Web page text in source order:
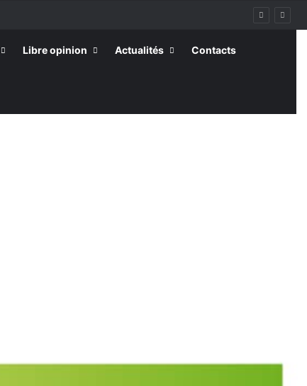
Libre opinion Actualités Contacts